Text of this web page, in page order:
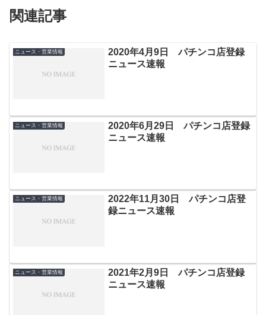
関連記事
ニュース・営業情報
2020年4月9日 パチンコ店登録
ニュース速報
ニュース・営業情報
2020年6月29日 パチンコ店登録
ニュース速報
ニュース・営業情報
2022年11月30日 パチンコ店登
録ニュース速報
ニュース・営業情報
2021年2月9日 パチンコ店登録
ニュース速報